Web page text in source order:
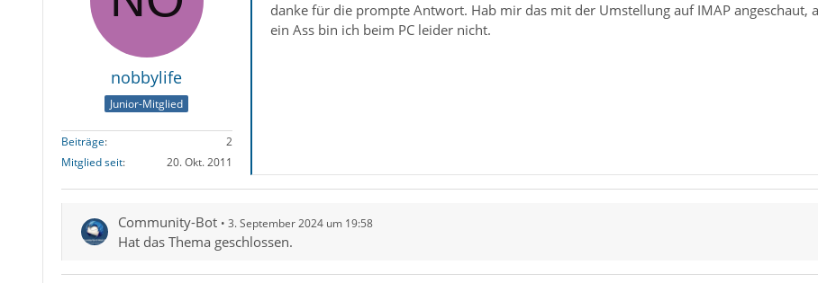
nobbylife
Junior-Mitglied
Beiträge
2
Mitglied seit
20. Okt. 2011
danke für die prompte Antwort. Hab mir das mit der Umstellung auf IMAP angeschaut,
ein Ass bin ich beim PC leider nicht.
Community-Bot 3. September 2024 um 19:58
Hat das Thema geschlossen.